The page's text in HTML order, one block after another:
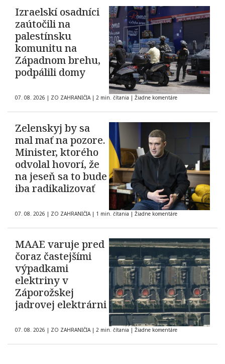
Izraelskí osadníci
zaútočili na
palestínsku
komunitu na
Západnom brehu,
podpálili domy
07. 08. 2026 | ZO ZAHRANIČIA | 2 min. čítania | Žiadne komentáre
Zelenskyj by sa
mal mať na pozore.
Minister, ktorého
odvolal hovorí, že
na jeseň sa to bude
iba radikalizovať
07. 08. 2026 | ZO ZAHRANIČIA | 1 min. čítania | Žiadne komentáre
MAAE varuje pred
čoraz častejšími
výpadkami
elektriny v
Záporožskej
jadrovej elektrárni
07. 08. 2026 | ZO ZAHRANIČIA | 2 min. čítania | Žiadne komentáre